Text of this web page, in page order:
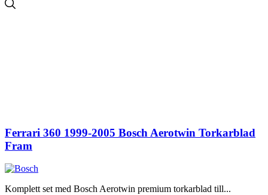
Ferrari 360 1999-2005 Bosch Aerotwin Torkarblad
Fram
Komplett set med Bosch Aerotwin premium torkarblad till...